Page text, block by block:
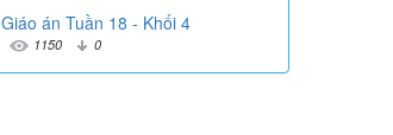
Giáo án Tuần 18 - Khối 4
1150 0